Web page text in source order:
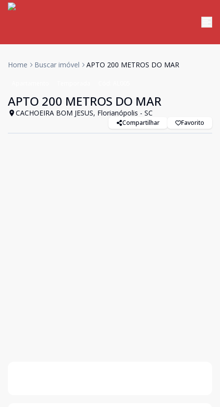
Home Buscar imóvel APTO 200 METROS DO MAR
APTO 200 METROS DO MAR
CACHOEIRA BOM JESUS, Florianópolis - SC
Compartilhar Favorito